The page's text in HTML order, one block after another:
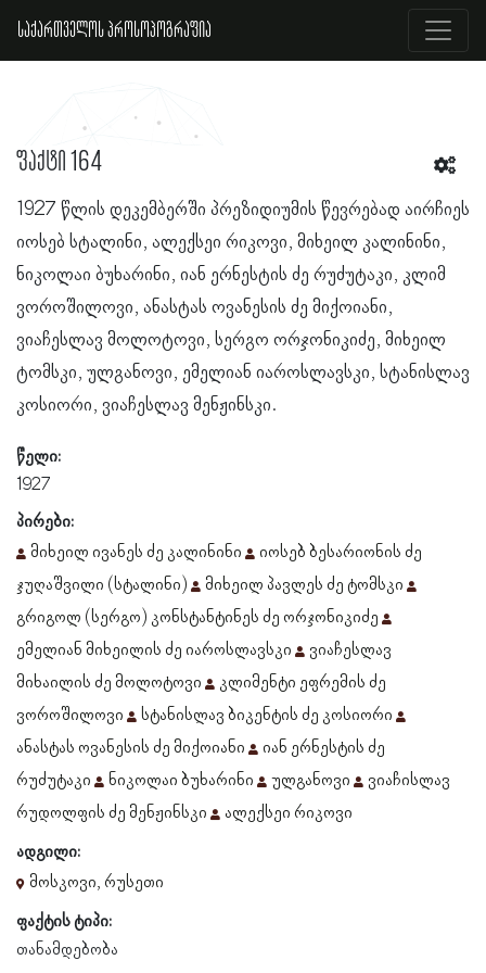
საქართველოს პროსოპოგრაფია
ფაქტი 164
1927 წლის დეკემბერში პრეზიდიუმის წევრებად აირჩიეს
იოსებ სტალინი, ალექსეი რიკოვი, მიხეილ კალინინი,
ნიკოლაი ბუხარინი, იან ერნესტის ძე რუძუტაკი, კლიმ
ვოროშილოვი, ანასტას ოვანესის ძე მიქოიანი,
ვიაჩესლავ მოლოტოვი, სერგო ორჯონიკიძე, მიხეილ
ტომსკი, ულგანოვი, ემელიან იაროსლავსკი, სტანისლავ
კოსიორი, ვიაჩესლავ მენჟინსკი.
წელი:
1927
პირები:
მიხეილ ივანეს ძე კალინინი
იოსებ ბესარიონის ძე
ჯუღაშვილი (სტალინი)
მიხეილ პავლეს ძე ტომსკი
გრიგოლ (სერგო) კონსტანტინეს ძე ორჯონიკიძე
ემელიან მიხეილის ძე იაროსლავსკი
ვიაჩესლავ
მიხაილის ძე მოლოტოვი
კლიმენტი ეფრემის ძე
ვოროშილოვი
სტანისლავ ბიკენტის ძე კოსიორი
ანასტას ოვანესის ძე მიქოიანი
იან ერნესტის ძე
რუძუტაკი
ნიკოლაი ბუხარინი ულგანოვი
ვიაჩისლავ
რუდოლფის ძე მენჟინსკი
ალექსეი რიკოვი
ადგილი:
მოსკოვი, რუსეთი
ფაქტის ტიპი:
თანამდებობა